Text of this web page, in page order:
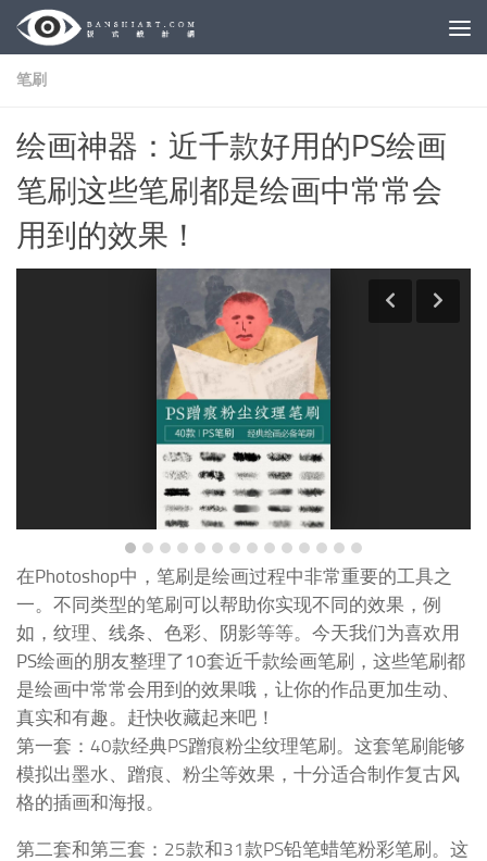
Skip to content
笔刷
绘画神器：近千款好用的PS绘画
笔刷这些笔刷都是绘画中常常会
用到的效果！
在Photoshop中，笔刷是绘画过程中非常重要的工具之
一。不同类型的笔刷可以帮助你实现不同的效果，例
如，纹理、线条、色彩、阴影等等。今天我们为喜欢用
PS绘画的朋友整理了10套近千款绘画笔刷，这些笔刷都
是绘画中常常会用到的效果哦，让你的作品更加生动、
真实和有趣。赶快收藏起来吧！
第一套：40款经典PS蹭痕粉尘纹理笔刷。这套笔刷能够
模拟出墨水、蹭痕、粉尘等效果，十分适合制作复古风
格的插画和海报。
第二套和第三套：25款和31款PS铅笔蜡笔粉彩笔刷。这